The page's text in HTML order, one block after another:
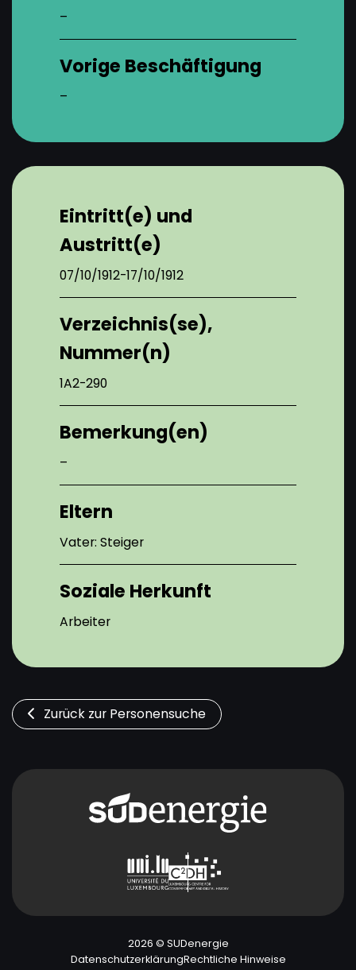
–
Vorige Beschäftigung
–
Eintritt(e) und
Austritt(e)
07/10/1912-17/10/1912
Verzeichnis(se),
Nummer(n)
1A2-290
Bemerkung(en)
–
Eltern
Vater: Steiger
Soziale Herkunft
Arbeiter
Zurück zur Personensuche
2026 © SUDenergie
DatenschutzerklärungRechtliche Hinweise